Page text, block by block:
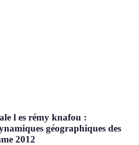
l es rémy knafou :
géographiques des
2012